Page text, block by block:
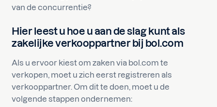
van de concurrentie?
Hier leest u hoe u aan de slag kunt als
zakelijke verkooppartner bij bol.com
Als u ervoor kiest om zaken via bol.com te
verkopen, moet u zich eerst registreren als
verkooppartner. Om dit te doen, moet u de
volgende stappen ondernemen: